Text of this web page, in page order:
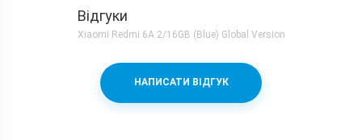
Процесор
Кількість ядер 4
Відгуки
Xiaomi Redmi 6A 2/16GB (Blue) Global Version
НАПИСАТИ ВІДГУК